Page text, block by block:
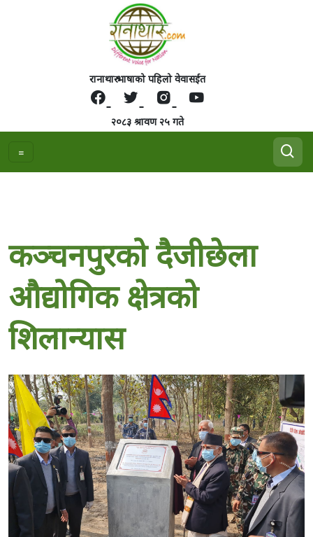
रानाथारु भाषाको पहिलो वेवासईत
२०८३ श्रावण २५ गते
कञ्चनपुरको दैजीछेला
औद्योगिक क्षेत्रको
शिलान्यास